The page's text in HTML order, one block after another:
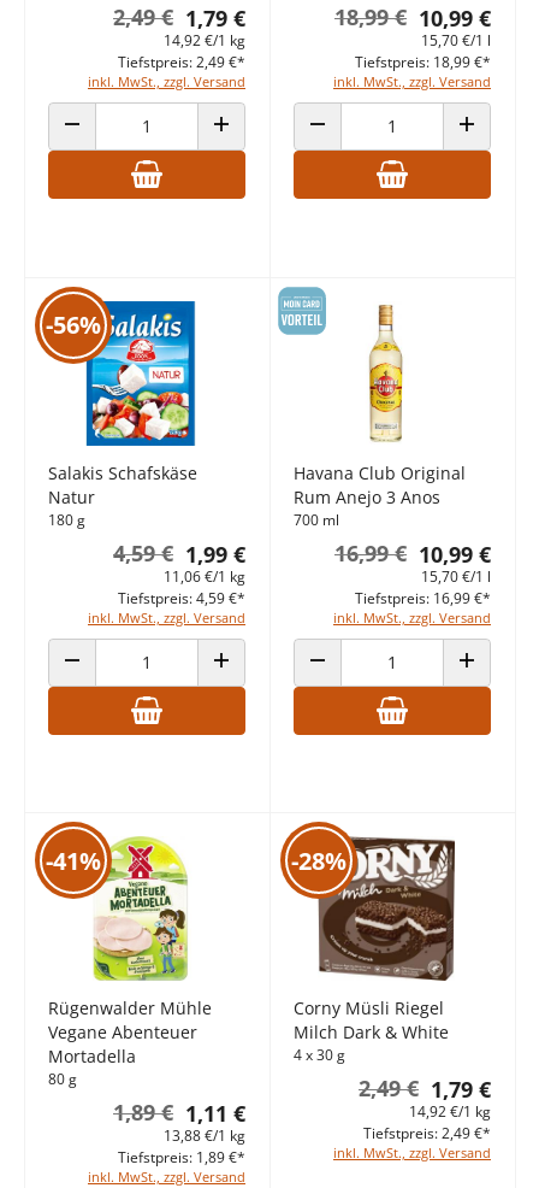
1,79 €
2,49 €
14,92 €/1 kg
inkl. MwSt., zzgl. Versand
Tiefstpreis: 2,49 €*
ANZAHL VERRINGERN ANZAHL ERHÖHEN
10,99 €
18,99 €
15,70 €/1 l
inkl. MwSt., zzgl. Versand
Tiefstpreis: 18,99 €*
ANZAHL VERRINGERN ANZAHL
-56%
Salakis Schafskäse
Natur
180 g
1,99 €
4,59 €
11,06 €/1 kg
inkl. MwSt., zzgl. Versand
Tiefstpreis: 4,59 €*
ANZAHL VERRINGERN ANZAHL ERHÖHEN
Havana Club Original
Rum Anejo 3 Anos
700 ml
10,99 €
16,99 €
15,70 €/1 l
inkl. MwSt., zzgl. Versand
Tiefstpreis: 16,99 €*
ANZAHL VERRINGERN ANZAHL
-41%
Rügenwalder Mühle
Vegane Abenteuer
Mortadella
80 g
1,11 €
1,89 €
13,88 €/1 kg
inkl. MwSt., zzgl. Versand
Tiefstpreis: 1,89 €*
-28%
Corny Müsli Riegel
Milch Dark & White
4 x 30 g
1,79 €
2,49 €
14,92 €/1 kg
inkl. MwSt., zzgl. Versand
Tiefstpreis: 2,49 €*